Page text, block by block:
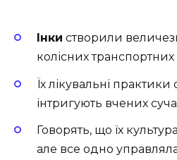
Інки створили
колісних транспортних
Їх лікувальні
інтригують вчених
Говорять, що їх
але все одно